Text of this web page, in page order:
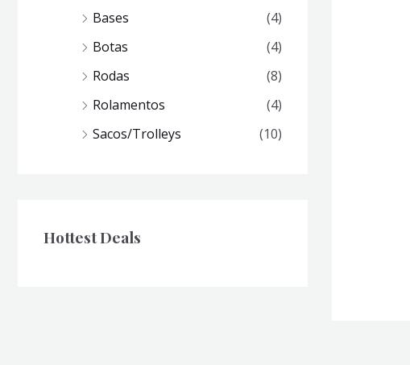
Bases
(4)
Botas
(4)
Rodas
(8)
Rolamentos
(4)
Sacos/Trolleys
(10)
Hottest Deals